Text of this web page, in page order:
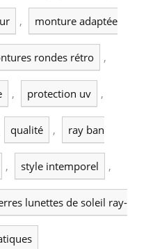
, monture adaptée
rondes rétro ,
, protection uv ,
qualité , ray ban
, style intemporel ,
lunettes de soleil ray-